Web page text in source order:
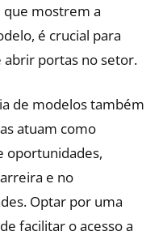
que mostrem a
é crucial para
abrir portas no setor.
de modelos também
atuam como
oportunidades,
e no
Optar por uma
facilitar o acesso a